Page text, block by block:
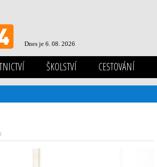
Dnes je 6. 08. 2026
ŠKOLSTVÍ CESTOVÁNÍ